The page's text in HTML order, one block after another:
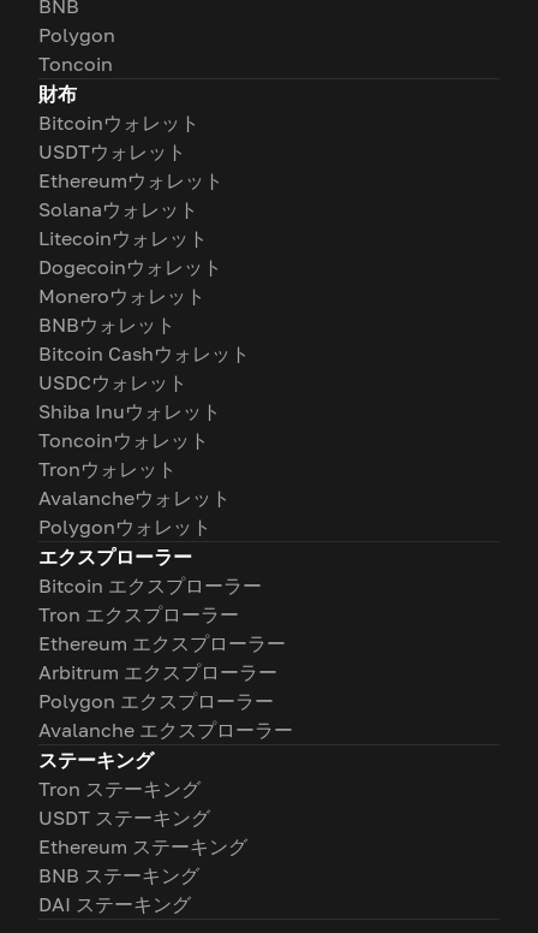
BNB
Polygon
Toncoin
財布
Bitcoinウォレット
USDTウォレット
Ethereumウォレット
Solanaウォレット
Litecoinウォレット
Dogecoinウォレット
Moneroウォレット
BNBウォレット
Bitcoin Cashウォレット
USDCウォレット
Shiba Inuウォレット
Toncoinウォレット
Tronウォレット
Avalancheウォレット
Polygonウォレット
エクスプローラー
Bitcoin エクスプローラー
Tron エクスプローラー
Ethereum エクスプローラー
Arbitrum エクスプローラー
Polygon エクスプローラー
Avalanche エクスプローラー
ステーキング
Tron ステーキング
USDT ステーキング
Ethereum ステーキング
BNB ステーキング
DAI ステーキング